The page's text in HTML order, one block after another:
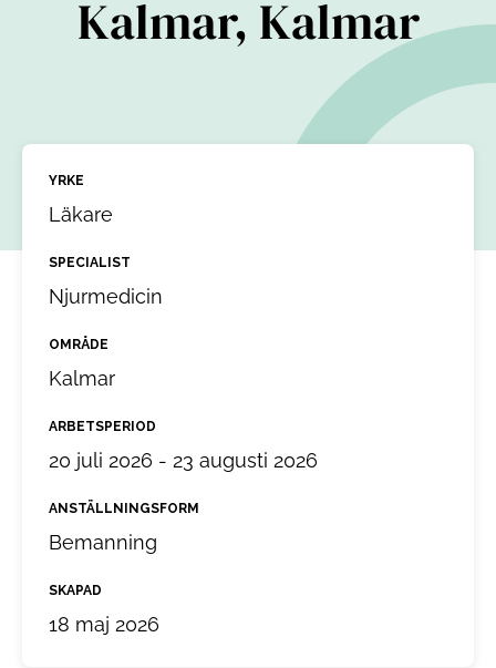
Kalmar, Kalmar
YRKE
Läkare
SPECIALIST
Njurmedicin
OMRÅDE
Kalmar
ARBETSPERIOD
20 juli 2026 - 23 augusti 2026
ANSTÄLLNINGSFORM
Bemanning
SKAPAD
18 maj 2026